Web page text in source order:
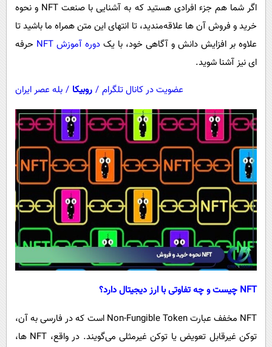
محیط زیست
حیات وحش
سیاست خارجی
اگر شما هم جزء افرادی هستید که به آشنایی با صنعت NFT و نحوه
خرید و فروش آن ها علاقه‌مندید، تا انتهای این متن همراه ما باشید تا
علاوه بر افزایش دانش و آگاهی خود، با یک دوره آموزش NFT
حرفه
ای نیز آشنا شوید.
عضویت در کانال تلگرام / روبیکا / بله عصر ایران
NFT چیست و چه تفاوتی با ارز دیجیتال دارد؟
NFT مخفف عبارت Non-Fungible Token است که در فارسی به آن،
توکن غیرقابل تعویض یا توکن غیرمثلی می‌گویند. در واقع، NFT‌ ها،